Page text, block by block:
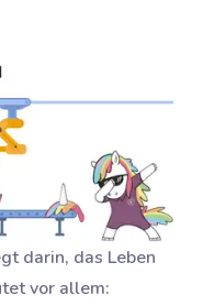
darin, das Leben
vor allem: